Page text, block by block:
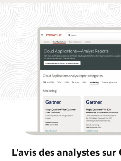
L’avis des analystes